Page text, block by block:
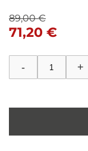
89,00€
Izvirna
cena
bila:
89,00 €.
71,20 €
Trenutna
cena
71,20 €.
-
kodralnik
las
|
u
+